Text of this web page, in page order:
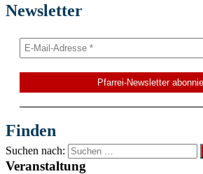
Newsletter
Finden
Suchen nach:
Veranstaltung